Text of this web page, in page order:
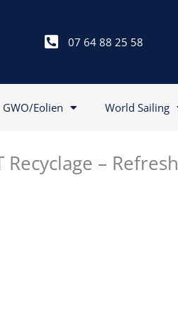
07 64 88 25 58
GWO/Eolien World Sailing
Recyclage – Refresh